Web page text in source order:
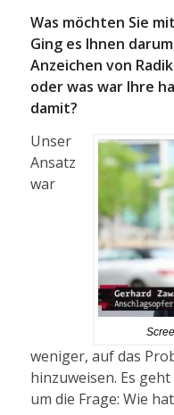
Was möchten Sie
Ging es Ihnen
Anzeichen von
oder was war Ihre
damit?
Unser
Ansatz
war
weniger, auf das
hinzuweisen. Es
um die Frage: Wie